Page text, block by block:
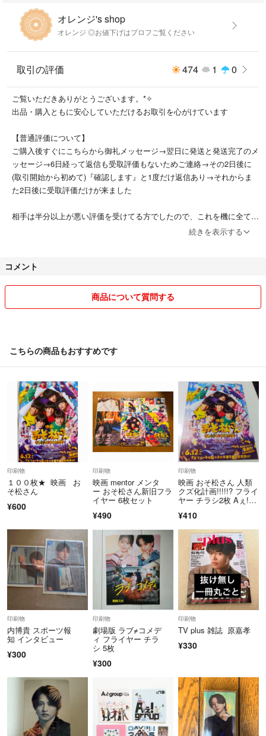
オレンジ's shop
オレンジ ◎お値下げはプロフご覧ください
取引の評価 474 1 0
ご覧いただきありがとうございます。*✧
出品・購入ともに安心していただけるお取引を心がけています
【普通評価について】
ご購入後すぐにこちらから御礼メッセージ→翌日に発送と発送完了のメ
ッセージ→6日経って返信も受取評価もないためご連絡→その2日後に
(取引開始から初めて)『確認します』と1度だけ返信あり→それからま
た2日後に受取評価だけが来ました
相手は半分以上が悪い評価を受けてる方でしたので、これを機に全ての
商品を購入申請ありにし評価が悪い方との取引は避ける事にしました
お願いします
※コンビニ/銀行ATMでのお支払いを選択されている場合は、お支払いを
完了していただいた時点での発送予定日をご確認ください
※購入申請の承認後、直ぐにお支払いができない場合も同じです
※お支払いが無い場合は悪い評価をつけます
→キャンセルを希望される場合も悪い評価をつけますので支払い期限が
過ぎるまでお待ちください
○お取り置き❌
○『日本郵便』⇔『ヤマト運輸』と予告なく変更する事があります
○ラクマパックで設定していてもサイズオーバーした場合、発送方法を
変更することがあります
※普通郵便に変更する際には取引メッセージで宛先を伺います
○配送中のトラブルについては責任を負いかねます
※但し、商品が届かない場合は配送業者への問い合わせをさせていただ
きます
※ラクマパックへの変更希望の場合は、商品代金に追加料金をプラスし
た価格で対応します
ご購入前にコメントにてお申し付けください
○気になる事はご質問をお願いいたします
※コメントのやり取り中でも即購入していただいた方を優先いたします
○商品に不備があった場合は、受取評価前であれば、できる限り対応さ
続きを表示する
コメント
商品について質問する
こちらの商品もおすすめです
印刷物
１００枚★ 映画 お
そ松さん
¥600
印刷物
映画 mentor メンタ
ー おそ松さん新旧フラ
イヤー 6枚セット
¥490
印刷物
映画 おそ松さん 人類
クズ化計画!!!!!? フライ
ヤー チラシ2枚 Aぇ!gr
¥410
印刷物
内博貴 スポーツ報
知 インタビュー
¥300
印刷物
劇場版 ラブ≠コメデ
ィ フライヤー チラ
シ 5枚
¥300
印刷物
TV plus 雑誌 原嘉孝
¥330